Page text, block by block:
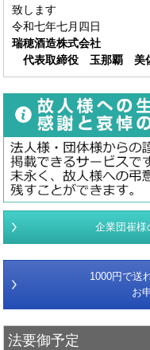
致します
令和七年七月四日
瑞穂酒造株式会社
代表取締役 玉那覇 美
企業団崔様
1000円で送
お
法要御予定